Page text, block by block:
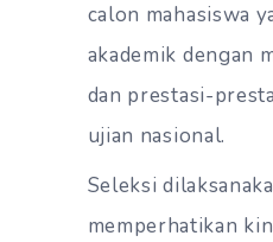
calon mahasiswa
akademik dengan
dan prestasi-
ujian nasional.
Seleksi
memperhatikan